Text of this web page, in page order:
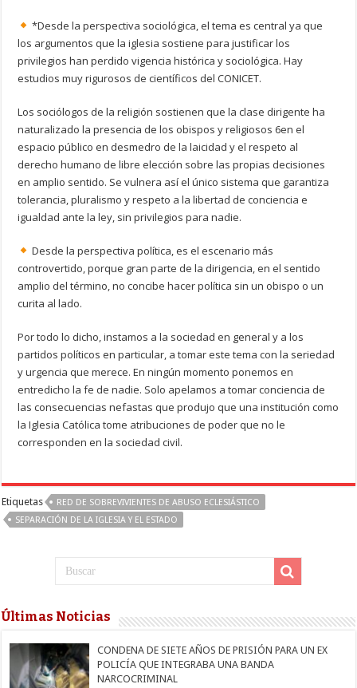
*Desde la perspectiva sociológica, el tema es central ya que
los argumentos que la iglesia sostiene para justificar los
privilegios han perdido vigencia histórica y sociológica. Hay
estudios muy rigurosos de científicos del CONICET.
Los sociólogos de la religión sostienen que la clase dirigente ha
naturalizado la presencia de los obispos y religiosos 6en el
espacio público en desmedro de la laicidad y el respeto al
derecho humano de libre elección sobre las propias decisiones
en amplio sentido. Se vulnera así el único sistema que garantiza
tolerancia, pluralismo y respeto a la libertad de conciencia e
igualdad ante la ley, sin privilegios para nadie.
Desde la perspectiva política, es el escenario más
controvertido, porque gran parte de la dirigencia, en el sentido
amplio del término, no concibe hacer política sin un obispo o un
curita al lado.
Por todo lo dicho, instamos a la sociedad en general y a los
partidos políticos en particular, a tomar este tema con la seriedad
y urgencia que merece. En ningún momento ponemos en
entredicho la fe de nadie. Solo apelamos a tomar conciencia de
las consecuencias nefastas que produjo que una institución como
la Iglesia Católica tome atribuciones de poder que no le
corresponden en la sociedad civil.
Etiquetas
RED DE SOBREVIVIENTES DE ABUSO ECLESIÁSTICO
SEPARACIÓN DE LA IGLESIA Y EL ESTADO
Últimas Noticias
CONDENA DE SIETE AÑOS DE PRISIÓN PARA UN EX
POLICÍA QUE INTEGRABA UNA BANDA
NARCOCRIMINAL